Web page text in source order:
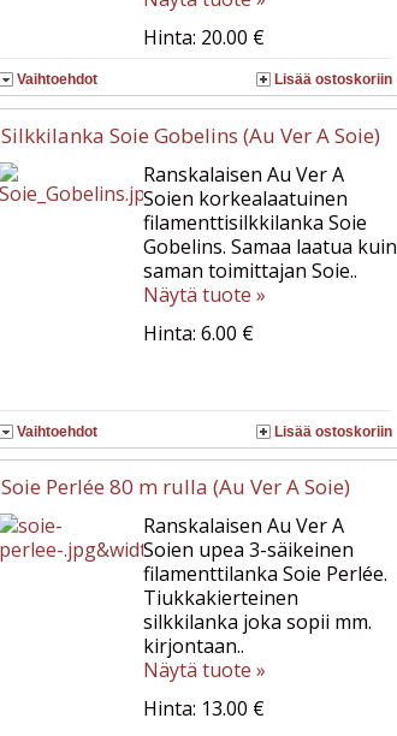
Hinta: 20.00 €
Vaihtoehdot Lisää ostoskoriin
Silkkilanka Soie Gobelins (Au Ver A Soie)
Ranskalaisen Au Ver A
Soien korkealaatuinen
filamenttisilkkilanka Soie
Gobelins. Samaa laatua kuin
saman toimittajan Soie..
Näytä tuote »
Hinta: 6.00 €
Vaihtoehdot Lisää ostoskoriin
Soie Perlée 80 m rulla (Au Ver A Soie)
Ranskalaisen Au Ver A
Soien upea 3-säikeinen
filamenttilanka Soie Perlée.
Tiukkakierteinen
silkkilanka joka sopii mm.
kirjontaan..
Näytä tuote »
Hinta: 13.00 €